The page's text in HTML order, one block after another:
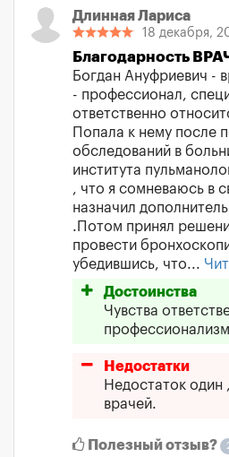
Длинная Лариса
18 декабря,
Благодарность
Богдан Ануфриевич -
- профессионал,
ответственно
Попала к нему после
обследований в
института
, что я сомневаюсь в
назначил
.Потом принял
провести
убедившись, что...
Достоинства
Чувства
Недостатки
Недостаток один
врачей.
Полезный отзыв?